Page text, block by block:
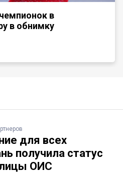
в
в обнимку
для всех
получила статус
ОИС